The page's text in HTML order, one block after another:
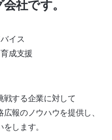
社です。
イス
成支援
戦する企業に対して
報のノウハウを提供し、
します。